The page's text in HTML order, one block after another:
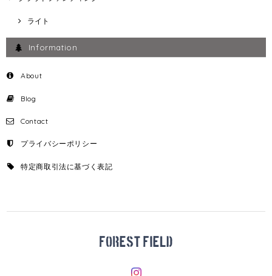
ライト
Information
About
Blog
Contact
プライバシーポリシー
特定商取引法に基づく表記